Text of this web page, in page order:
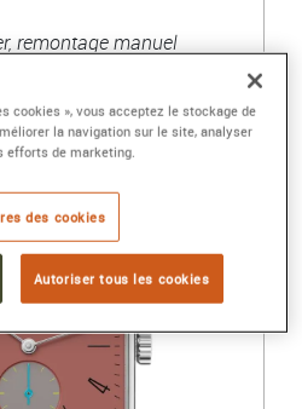
remontage manuel
cookies », vous acceptez le stockage de
la navigation sur le site, analyser
efforts de marketing.
des cookies
Autoriser tous les cookies